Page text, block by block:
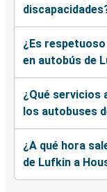
¿Es
en autobús de
¿Qué servicios
los autobuses
¿A qué hora
de Lufkin a